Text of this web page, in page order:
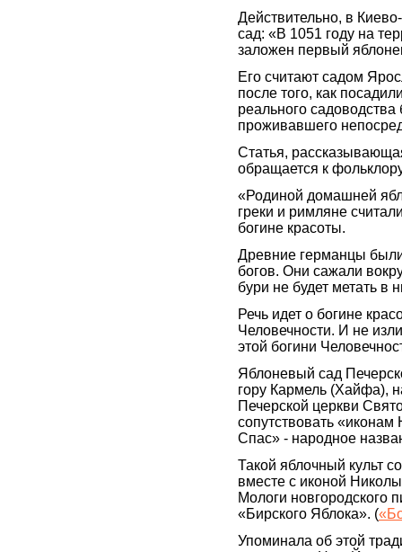
Действительно, в
сад: «В 1051 году на
заложен первый
Его считают садом
после того, как
реального
проживавшего
Статья,
обращается к
«Родиной домашней
греки и римляне
богине красоты.
Древние германцы
богов. Они сажали
бури не будет метать в
Речь идет о богине
Человечности. И не
этой богини
Яблоневый сад
гору Кармель (Хайфа),
Печерской церкви
сопутствовать
Спас» - народное
Такой яблочный культ
вместе с иконой
Мологи новгородского
«Бирского Яблока». (
Упоминала об этой